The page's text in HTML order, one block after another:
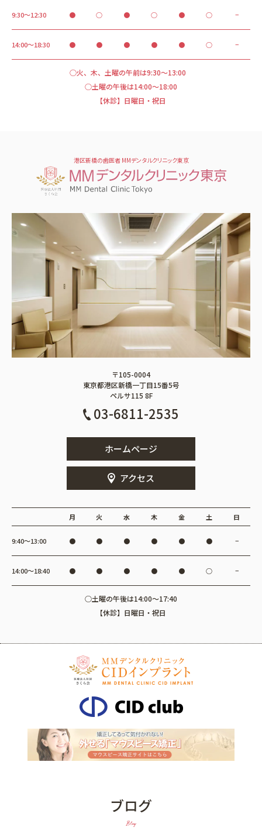
9:30～12:30 ● ○ ● ○ ● ○ −
14:00～18:30 ● ● ● ● ● ○ −
○火、木、土曜の午前は9:30～13:00
○土曜の午後は14:00～18:00
【休診】日曜日・祝日
港区新橋の歯医者 MMデンタルクリニック東京
〒105-0004
東京都港区新橋一丁目15番5号
ペルサ115 8F
03-6811-2535
ホームページ
アクセス
月 火 水 木 金 土 日
9:40〜13:00 ● ● ● ● ● ● −
14:00〜18:40 ● ● ● ● ● ○ −
○土曜の午後は14:00～17:40
【休診】日曜日・祝日
ブログ
Blog